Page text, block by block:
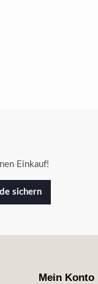
Einkauf!
sichern
Mein Konto